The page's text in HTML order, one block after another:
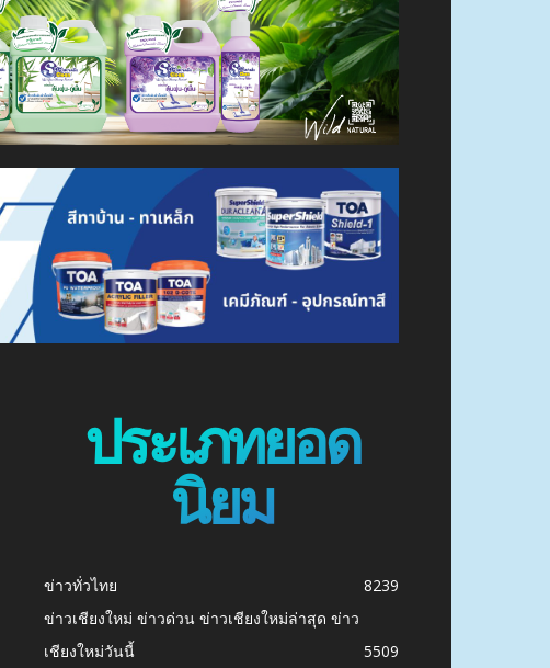
ประเภทยอด
นิยม
ข่าวทั่วไทย
8239
ข่าวเชียงใหม่ ข่าวด่วน ข่าวเชียงใหม่ล่าสุด ข่าว
เชียงใหม่วันนี้
5509